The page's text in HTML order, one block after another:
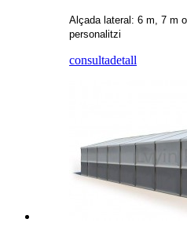
Alçada lateral: 6 m, 7 m
personalitzi
consultadetall